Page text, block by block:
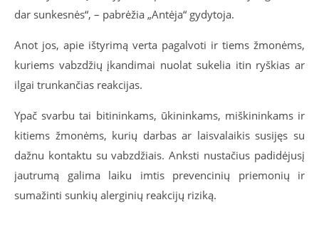
dar sunkesnės“, – pabrėžia „Antėja“ gydytoja.
Anot jos, apie ištyrimą verta pagalvoti ir tiems žmonėms,
kuriems vabzdžių įkandimai nuolat sukelia itin ryškias ar
ilgai trunkančias reakcijas.
Ypač svarbu tai bitininkams, ūkininkams, miškininkams ir
kitiems žmonėms, kurių darbas ar laisvalaikis susijęs su
dažnu kontaktu su vabzdžiais. Anksti nustačius padidėjusį
jautrumą galima laiku imtis prevencinių priemonių ir
sumažinti sunkių alerginių reakcijų riziką.